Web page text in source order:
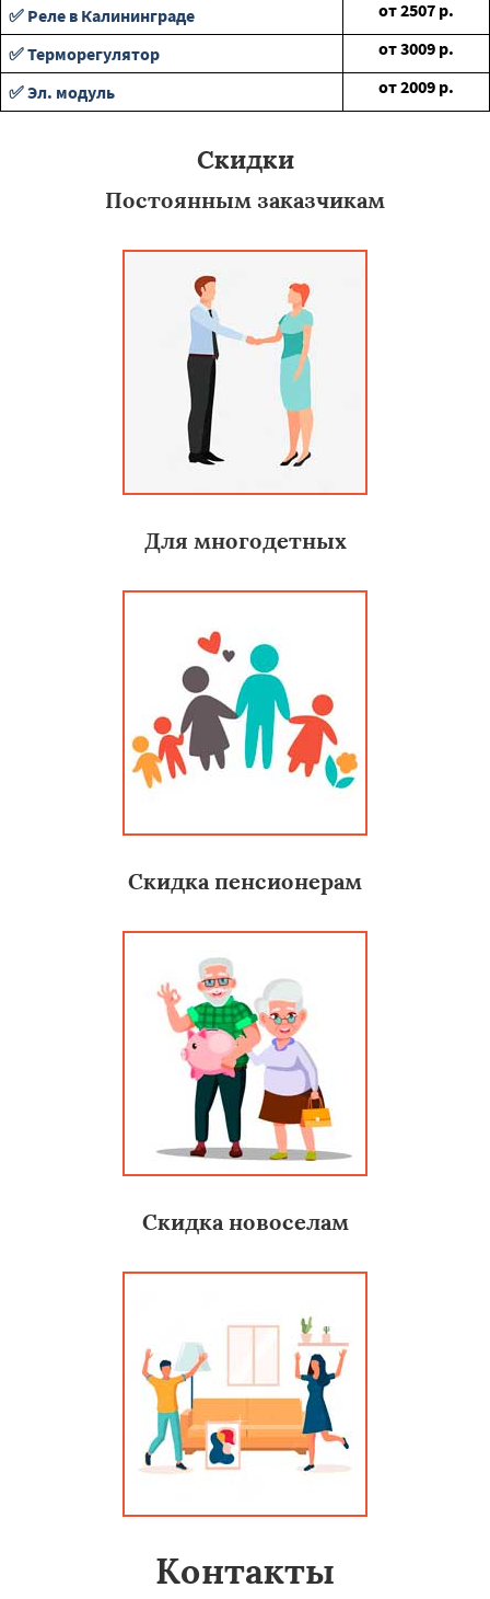
✅ Реле в Калининграде от2507 р.
✅ Терморегулятор
от3009 р.
✅ Эл. модуль
от2009 р.
Скидки
Постоянным заказчикам
Для многодетных
Скидка пенсионерам
Скидка новоселам
Контакты